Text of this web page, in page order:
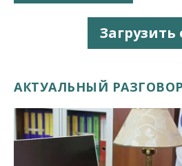
АКТУАЛЬНЫЙ РАЗГОВОР